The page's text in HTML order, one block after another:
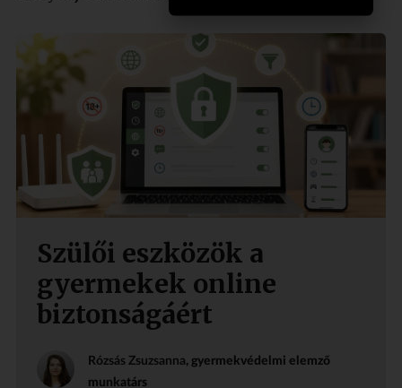
Szülői eszközök a
gyermekek online
biztonságáért
Rózsás Zsuzsanna, gyermekvédelmi elemző
munkatárs